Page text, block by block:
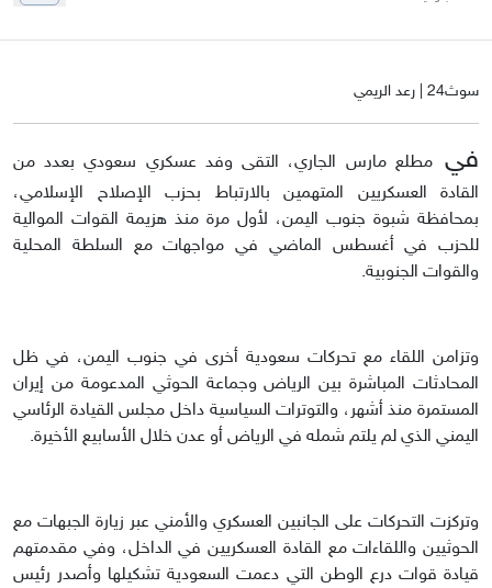
سوث24 | رعد الريمي
فيمطلع مارس الجاري، التقى وفد عسكري سعودي بعدد من
القادة العسكريين المتهمين بالارتباط بحزب الإصلاح الإسلامي،
بمحافظة شبوة جنوب اليمن، لأول مرة منذ هزيمة القوات الموالية
للحزب في أغسطس الماضي في مواجهات مع السلطة المحلية
والقوات الجنوبية.
وتزامن اللقاء مع تحركات سعودية أخرى في جنوب اليمن، في ظل
المحادثات المباشرة بين الرياض وجماعة الحوثي المدعومة من إيران
المستمرة منذ أشهر، والتوترات السياسية داخل مجلس القيادة الرئاسي
اليمني الذي لم يلتم شمله في الرياض أو عدن خلال الأسابيع الأخيرة.
وتركزت التحركات على الجانبين العسكري والأمني عبر زيارة الجبهات مع
الحوثيين واللقاءات مع القادة العسكريين في الداخل، وفي مقدمتهم
قيادة قوات درع الوطن التي دعمت السعودية تشكيلها وأصدر رئيس